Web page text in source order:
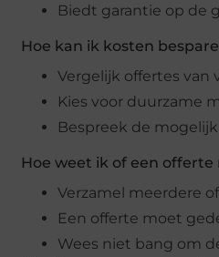
Biedt garantie op de
Hoe kan ik kosten
Vergelijk offertes van
Kies voor duurzame
Bespreek de
Hoe weet ik of een offerte
Verzamel meerdere
Een offerte moet
Wees niet bang om